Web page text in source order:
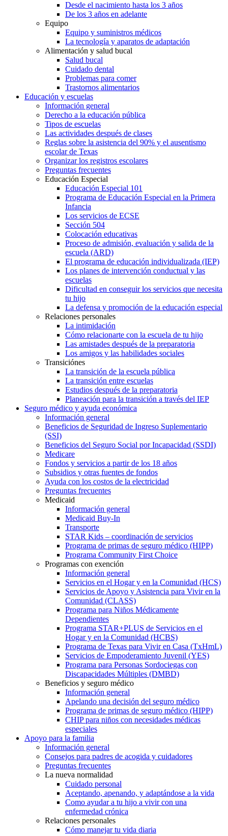
Desde el nacimiento hasta los 3 años
De los 3 años en adelante
Equipo
Equipo y suministros médicos
La tecnología y aparatos de adaptación
Alimentación y salud bucal
Salud bucal
Cuidado dental
Problemas para comer
Trastornos alimentarios
Educación y escuelas
Información general
Derecho a la educación pública
Tipos de escuelas
Las actividades después de clases
Reglas sobre la asistencia del 90% y el ausentismo
escolar de Texas
Organizar los registros escolares
Preguntas frecuentes
Educación Especial
Educación Especial 101
Programa de Educación Especial en la Primera
Infancia
Los servicios de ECSE
Sección 504
Colocación educativas
Proceso de admisión, evaluación y salida de la
escuela (ARD)
El programa de educación individualizada (IEP)
Los planes de intervención conductual y las
escuelas
Dificultad en conseguir los servicios que necesita
tu hijo
La defensa y promoción de la educación especial
Relaciones personales
La intimidación
Cómo relacionarte con la escuela de tu hijo
Las amistades después de la preparatoria
Los amigos y las habilidades sociales
Transiciónes
La transición de la escuela pública
La transición entre escuelas
Estudios después de la preparatoria
Planeación para la transición a través del IEP
Seguro médico y ayuda económica
Información general
Beneficios de Seguridad de Ingreso Suplementario
(SSI)
Beneficios del Seguro Social por Incapacidad (SSDI)
Medicare
Fondos y servicios a partir de los 18 años
Subsidios y otras fuentes de fondos
Ayuda con los costos de la electricidad
Preguntas frecuentes
Medicaid
Información general
Medicaid Buy-In
Transporte
STAR Kids – coordinación de servicios
Programa de primas de seguro médico (HIPP)
Programa Community First Choice
Programas con exención
Información general
Servicios en el Hogar y en la Comunidad (HCS)
Servicios de Apoyo y Asistencia para Vivir en la
Comunidad (CLASS)
Programa para Niños Médicamente
Dependientes
Programa STAR+PLUS de Servicios en el
Hogar y en la Comunidad (HCBS)
Programa de Texas para Vivir en Casa (TxHmL)
Servicios de Empoderamiento Juvenil (YES)
Programa para Personas Sordociegas con
Discapacidades Múltiples (DMBD)
Beneficios y seguro médico
Información general
Apelando una decisión del seguro médico
Programa de primas de seguro médico (HIPP)
CHIP para niños con necesidades médicas
especiales
Apoyo para la familia
Información general
Consejos para padres de acogida y cuidadores
Preguntas frecuentes
La nueva normalidad
Cuidado personal
Aceptando, apenando, y adaptándose a la vida
Como ayudar a tu hijo a vivir con una
enfermedad crónica
Relaciones personales
Cómo manejar tu vida diaria